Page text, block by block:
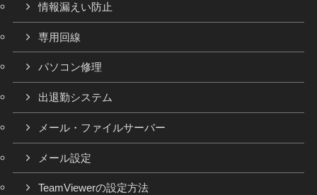
情報漏えい防止
専用回線
パソコン修理
出退勤システム
メール・ファイルサーバー
メール設定
TeamViewerの設定方法